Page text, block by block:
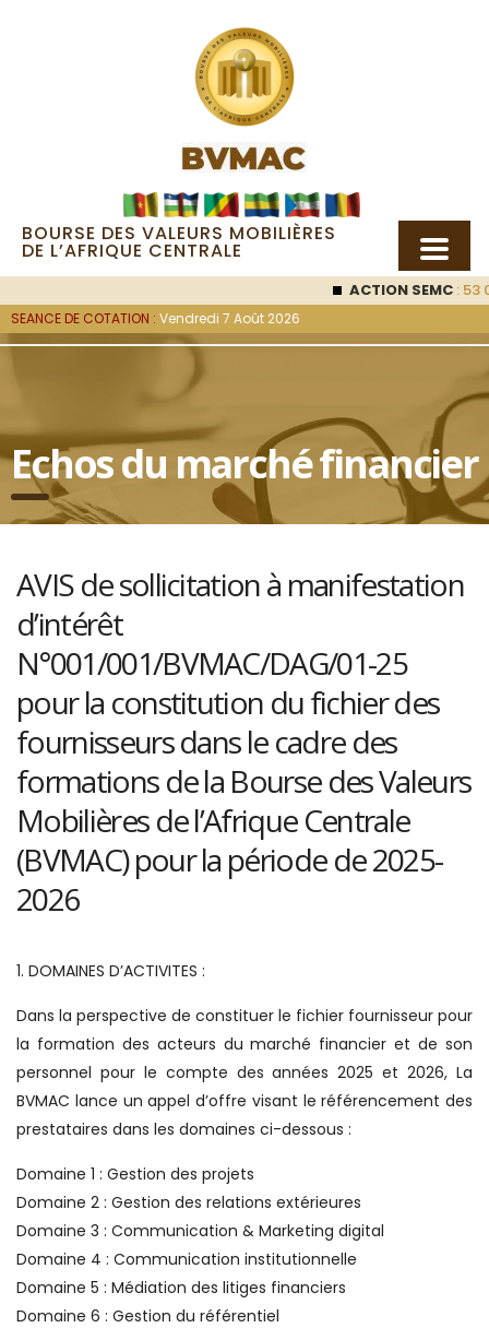
BOURSE DES VALEURS MOBILIÈRES
DE L’AFRIQUE CENTRALE
ACTION SEMC: 53
SEANCE DE COTATION : Vendredi 7 Août 2026
Echos du marché financier
AVIS de sollicitation à manifestation
d’intérêt
N°001/001/BVMAC/DAG/01-25
pour la constitution du fichier des
fournisseurs dans le cadre des
formations de la Bourse des Valeurs
Mobilières de l’Afrique Centrale
(BVMAC) pour la période de 2025-
2026
1. DOMAINES D’ACTIVITES :
Dans la perspective de constituer le fichier fournisseur pour
la formation des acteurs du marché financier et de son
personnel pour le compte des années 2025 et 2026, La
BVMAC lance un appel d’offre visant le référencement des
prestataires dans les domaines ci-dessous :
Domaine 1 : Gestion des projets
Domaine 2 : Gestion des relations extérieures
Domaine 3 : Communication & Marketing digital
Domaine 4 : Communication institutionnelle
Domaine 5 : Médiation des litiges financiers
Domaine 6 : Gestion du référentiel